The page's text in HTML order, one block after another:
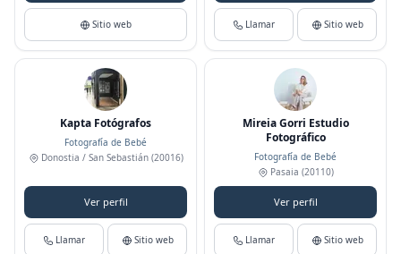
Sitio web Llamar Sitio web
Kapta Fotógrafos
Fotografía de Bebé
Donostia / San Sebastián(20016)
Ver perfil
Llamar Sitio web
Mireia Gorri Estudio
Fotográfico
Fotografía de Bebé
Pasaia (20110)
Ver perfil
Llamar Sitio web